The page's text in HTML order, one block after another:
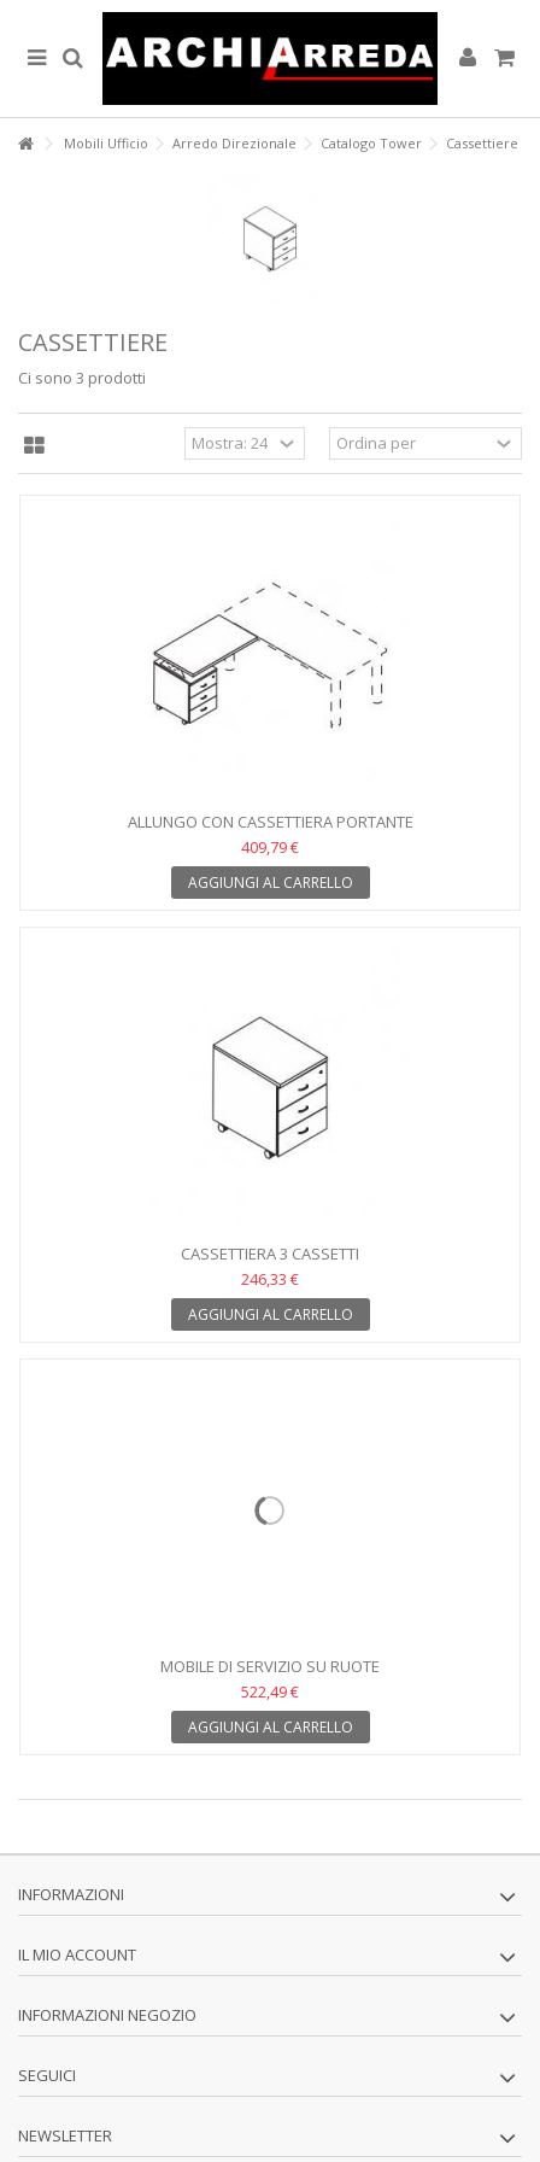
Lorem ipsum dolor sit amet, consectetur adipisicing elit, sed do
ad minim veniam, quis nostrud exercitation ullamco laboris nisi ut
Lorem ipsum dolor sit amet
Lorem ipsum dolor sit amet, consectetur adipisicing elit, sed do
eiusmod tempor incididunt ut labore et dolore magna aliqua. Ut enim
Mobili Ufficio Arredo Direzionale Catalogo Tower Cassettiere
CASSETTIERE
Ci sono 3 prodotti
ALLUNGO CON CASSETTIERA PORTANTE
409,79 €
AGGIUNGI AL CARRELLO
CASSETTIERA 3 CASSETTI
246,33 €
AGGIUNGI AL CARRELLO
MOBILE DI SERVIZIO SU RUOTE
522,49 €
AGGIUNGI AL CARRELLO
INFORMAZIONI
IL MIO ACCOUNT
INFORMAZIONI NEGOZIO
SEGUICI
NEWSLETTER